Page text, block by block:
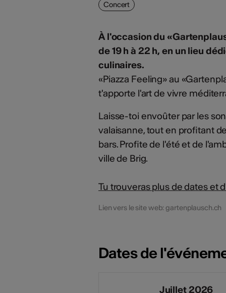
Concert
À l'occasion du
de 19 h à 22 h, en un lieu
culinaires.
«Piazza Feeling» au
t'apporte l'art de vivre
Laisse-toi envoûter par les
valaisanne, tout en profitant
bars. Profite de l'été et de
ville de Brig.
Tu trouveras plus de dates et
Lien vers le site web: gartenplausch.ch
Dates de
Juillet 2026